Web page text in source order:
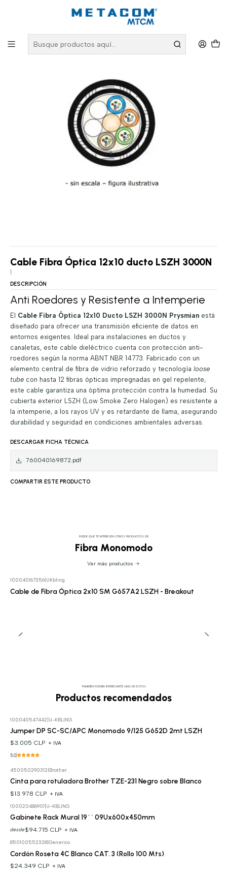
Fibra Óptica Cable Fibra Óptica
Cable Fibra Óptica 12x10 ducto LSZH 3000N
Cable Fibra Óptica 12x10 ducto LSZH 3000N
DESCRIPCIÓN
Anti Roedores y Resistente a Intemperie
El Cable Fibra Óptica 12x10 Ducto LSZH 3000N Prysmianestá
diseñado para ofrecer una transmisión eficiente de datos en
entornos exigentes. Ideal para instalaciones en ductos y
canaletas, este cable dieléctrico cuenta con protección anti-
roedores según la norma ABNT NBR 14773. Fabricado con un
elemento central de fibra de vidrio reforzado y tecnología loose
tubecon hasta 12 fibras ópticas impregnadas en gel repelente,
este cable garantiza una óptima protección contra la humedad. Su
cubierta exterior LSZH (Low Smoke Zero Halogen) es resistente a
la intemperie, a los rayos UV y es retardante de llama, asegurando
durabilidad y seguridad en condiciones ambientales adversas.
DESCARGAR FICHA TÉCNICA
760040169872.pdf
COMPARTIR ESTE PRODUCTO
PUEDE QUE TE INTERESEN OTROS PRODUCTOS DE
Fibra Monomodo
Ver más productos
100040167356| UKbling
Cable de Fibra Óptica 2x10 SM G657A2 LSZH - Breakout
TAMBIÉN PODRÍA INTERESARTE UNO DE ESTOS
Productos recomendados
100040547442 U-KBLING
Jumper DP SC-SC/APC Monomodo 9/125 G652D 2mt LSZH
$3.005 CLP + IVA
5.0
450050290312 Brother
Cinta para rotuladora Brother TZE-231 Negro sobre Blanco
$13.978 CLP + IVA
100020486901 U-KBLING
Gabinete Rack Mural 19´´ 09Ux600x450mm
desde$94.715 CLP + IVA
850100552328| Generico
Cordón Roseta 4C Blanco CAT. 3 (Rollo 100 Mts)
$24.349 CLP + IVA